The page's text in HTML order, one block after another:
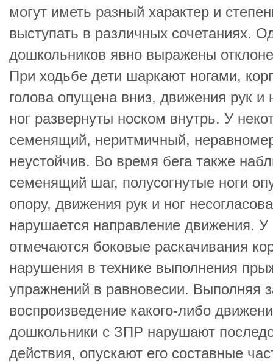
могут иметь разный характер и
выступать в различных сочетаниях.
дошкольников явно выражены
При ходьбе дети шаркают ногами,
голова опущена вниз, движения рук и
ног развернуты носком внутрь. У
семенящий, неритмичный,
неустойчив. Во время бега также
семенящий шаг, полусогнутые ноги
опору, движения рук и ног
нарушается направление движения.
отмечаются боковые раскачивания
нарушения в технике выполнения
упражнений в равновесии. Выполняя
воспроизведение какого-либо
дошкольники с ЗПР нарушают
действия, опускают его составные